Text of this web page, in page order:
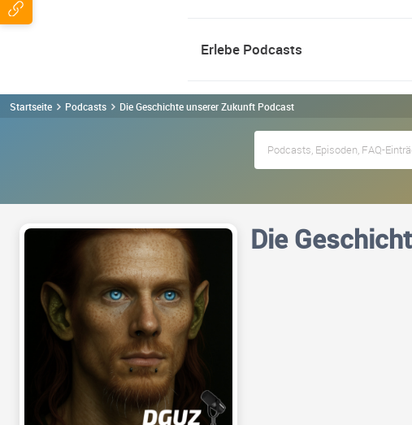
Erlebe Podcasts
Startseite Podcasts Die Geschichte unserer Zukunft Podcast
Die